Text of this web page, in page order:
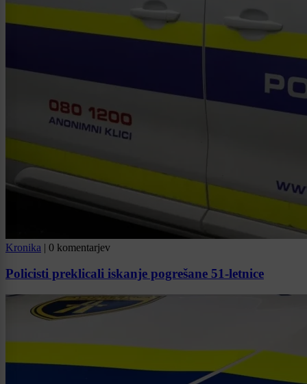
Kronika | 0 komentarjev
Policisti preklicali iskanje pogrešane 51-letnice